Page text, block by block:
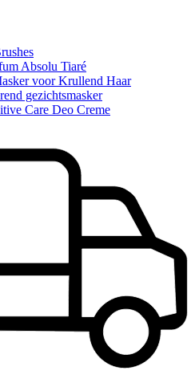
Absolu Tiaré
voor Krullend Haar
gezichtsmasker
Care Deo Creme